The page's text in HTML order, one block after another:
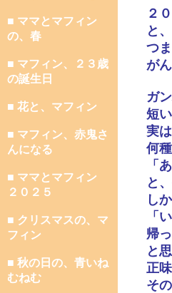
■ ママとマフィン
の、春
■ マフィン、２３歳
の誕生日
■ 花と、マフィン
■ マフィン、赤鬼さ
んになる
■ ママとマフィン
２０２５
■ クリスマスの、マ
フィン
■ 秋の日の、青いね
むねむ
２
と
つ
が
ガ
短
実
何
「
と
し
「
帰
と
正
そ